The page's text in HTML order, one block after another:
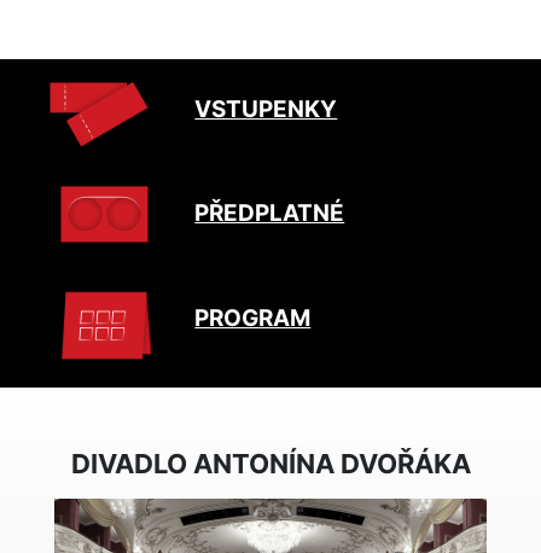
VSTUPENKY
PŘEDPLATNÉ
PROGRAM
DIVADLO ANTONÍNA DVOŘÁKA